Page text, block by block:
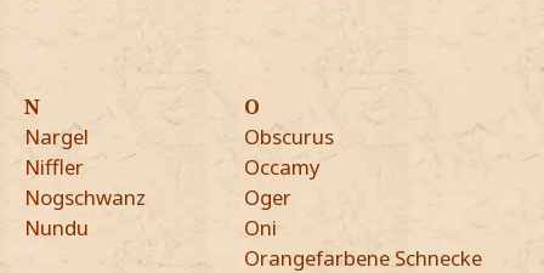
N
Nargel
Niffler
Nogschwanz
Nundu
O
Obscurus
Occamy
Oger
Oni
Orangefarbene Schnecke